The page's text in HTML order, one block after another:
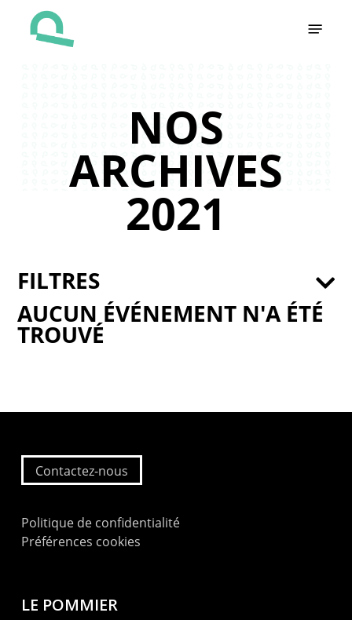
NOS
ARCHIVES
2021
AUCUN ÉVÉNEMENT N'A ÉTÉ
TROUVÉ
FILTRES
Contactez-nous
Politique de confidentialité
Préférences cookies
LE POMMIER